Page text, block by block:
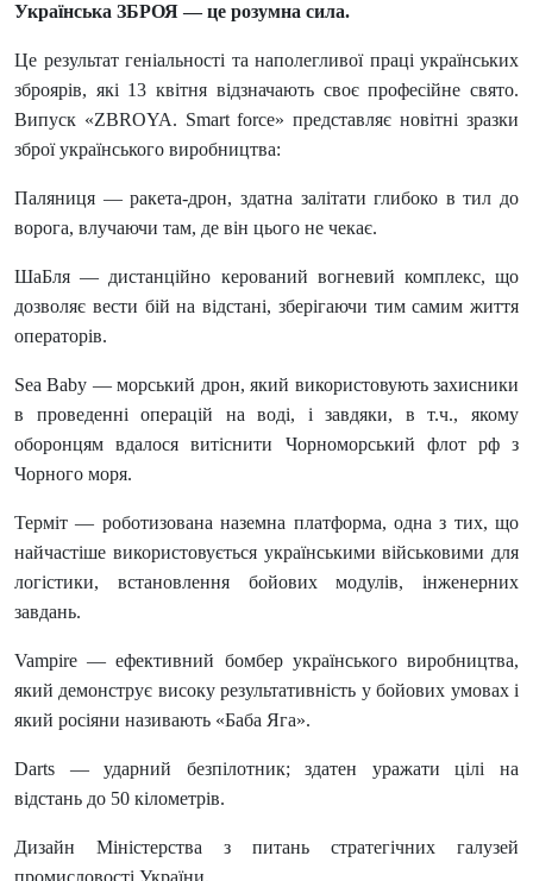
Українська ЗБРОЯ — це розумна сила.
Це результат геніальності та наполегливої праці українських
зброярів, які 13 квітня відзначають своє професійне свято.
Випуск «ZBROYA. Smart force» представляє новітні зразки
зброї українського виробництва:
Паляниця — ракета-дрон, здатна залітати глибоко в тил до
ворога, влучаючи там, де він цього не чекає.
ШаБля — дистанційно керований вогневий комплекс, що
дозволяє вести бій на відстані, зберігаючи тим самим життя
операторів.
Sea Baby — морський дрон, який використовують захисники
в проведенні операцій на воді, і завдяки, в т.ч., якому
оборонцям вдалося витіснити Чорноморський флот рф з
Чорного моря.
Терміт — роботизована наземна платформа, одна з тих, що
найчастіше використовується українськими військовими для
логістики, встановлення бойових модулів, інженерних
завдань.
Vampire — ефективний бомбер українського виробництва,
який демонструє високу результативність у бойових умовах і
який росіяни називають «Баба Яга».
Darts — ударний безпілотник; здатен уражати цілі на
відстань до 50 кілометрів.
Дизайн Міністерства з питань стратегічних галузей
промисловості України.